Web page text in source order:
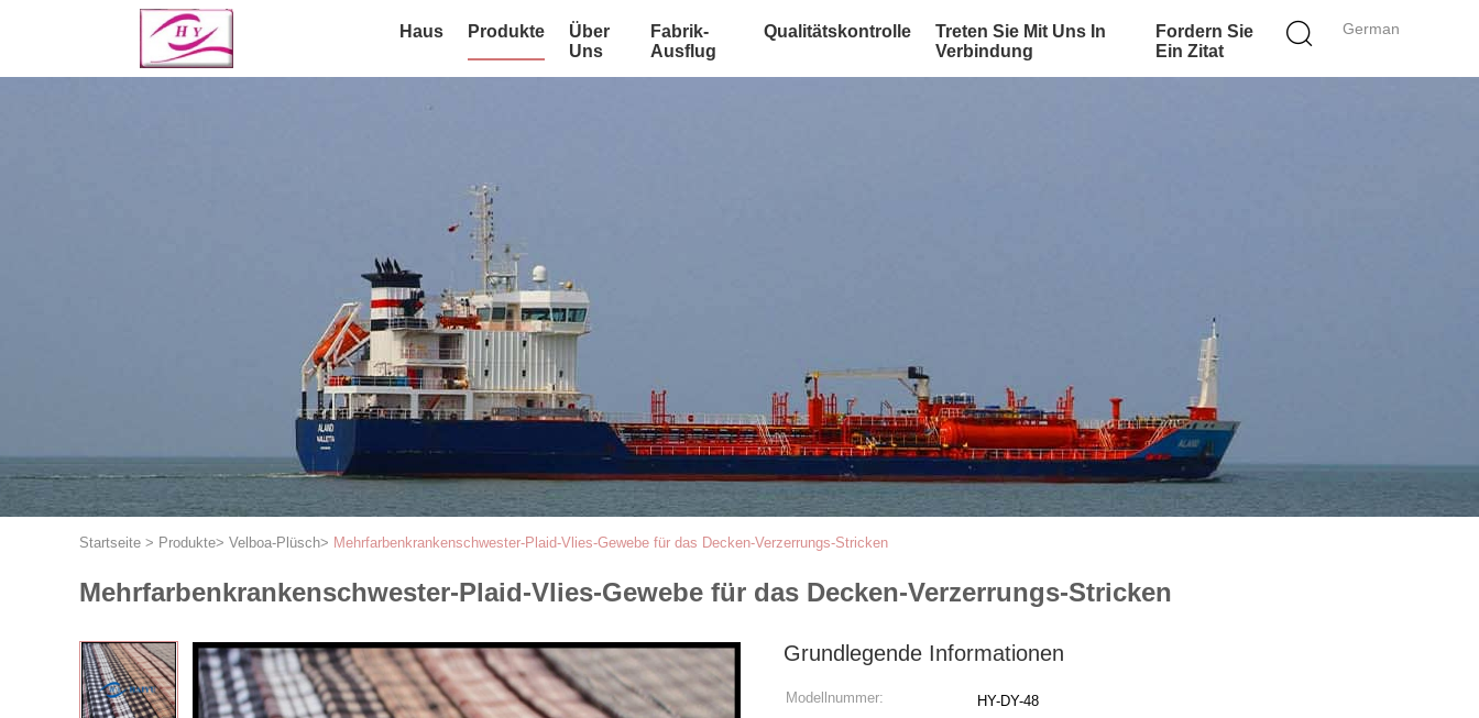
German
Haus Produkte
Über
Uns
Fabrik-
Ausflug
Qualitätskontrolle
Treten Sie Mit Uns In
Verbindung
Fordern Sie
Ein Zitat
Startseite > Produkte> Velboa-Plüsch> Mehrfarbenkrankenschwester-Plaid-Vlies-Gewebe für das Decken-Verzerrungs-Stricken
Mehrfarbenkrankenschwester-Plaid-Vlies-Gewebe für das Decken-Verzerrungs-Stricken
Grundlegende Informationen
Modellnummer: HY-DY-48